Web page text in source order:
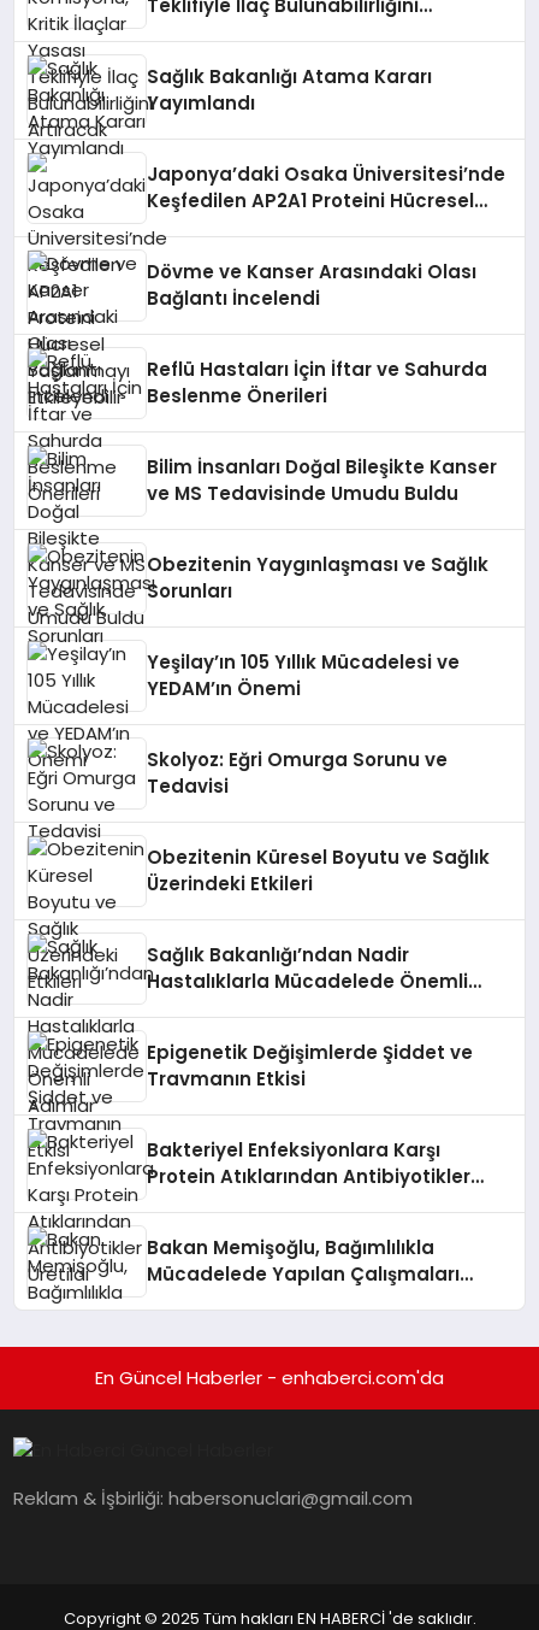
Teklifiyle İlaç Bulunabilirliğini
Sağlık Bakanlığı Atama Kararı
Yayımlandı
Japonya’daki Osaka Üniversitesi’nde
Keşfedilen AP2A1 Proteini Hücresel
Yaşlanmayı Etkileyebilir
Dövme ve Kanser Arasındaki Olası
Bağlantı İncelendi
Reflü Hastaları İçin İftar ve Sahurda
Beslenme Önerileri
Bilim İnsanları Doğal Bileşikte Kanser
ve MS Tedavisinde Umudu Buldu
Obezitenin Yaygınlaşması ve Sağlık
Sorunları
Yeşilay’ın 105 Yıllık Mücadelesi ve
YEDAM’ın Önemi
Skolyoz: Eğri Omurga Sorunu ve
Tedavisi
Obezitenin Küresel Boyutu ve Sağlık
Üzerindeki Etkileri
Sağlık Bakanlığı’ndan Nadir
Hastalıklarla Mücadelede Önemli
Epigenetik Değişimlerde Şiddet ve
Travmanın Etkisi
Bakteriyel Enfeksiyonlara Karşı
Protein Atıklarından Antibiyotikler
Bakan Memişoğlu, Bağımlılıkla
Mücadelede Yapılan Çalışmaları
En Güncel Haberler - enhaberci.com'da
Reklam & İşbirliği:habersonuclari@gmail.com
Copyright © 2025 Tüm hakları EN HABERCİ 'de saklıdır.